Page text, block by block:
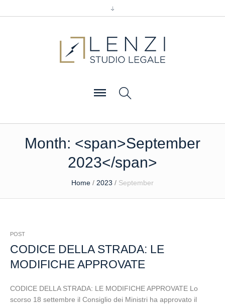
Month: <span>September
2023</span>
Home / 2023 / September
POST
CODICE DELLA STRADA: LE
MODIFICHE APPROVATE
CODICE DELLA STRADA: LE MODIFICHE APPROVATE Lo
scorso 18 settembre il Consiglio dei Ministri ha approvato il